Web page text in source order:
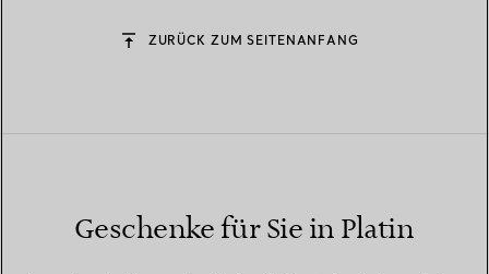
ZURÜCK ZUM SEITENANFANG
Geschenke für Sie in Platin